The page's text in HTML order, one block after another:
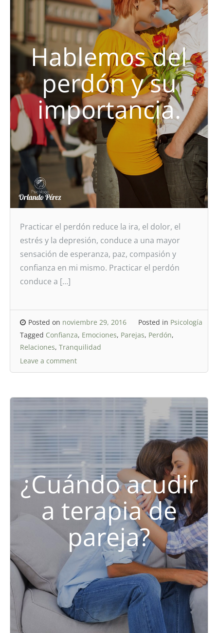
Hablemos del
perdón y su
importancia.
Practicar el perdón reduce la ira, el dolor, el
estrés y la depresión, conduce a una mayor
sensación de esperanza, paz, compasión y
confianza en mi mismo. Practicar el perdón
conduce a […]
Posted on noviembre 29, 2016 Posted in Psicología
Tagged Confianza, Emociones, Parejas, Perdón,
Relaciones, Tranquilidad
Leave a comment
¿Cuándo acudir
a terapia de
pareja?